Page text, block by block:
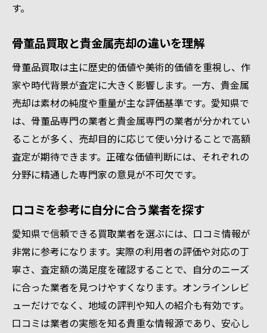
す。
骨董品買取と貴金属売却の違いを理解
骨董品買取は主に歴史的価値や美術的価値を重視し、作
家や時代背景が査定に大きく影響します。一方、貴金属
売却は素材の純度や重量が主な評価基準です。愛知県で
は、骨董品専門の業者と貴金属専門の業者が分かれてい
ることが多く、売却目的に応じて使い分けることで高額
査定が期待できます。正確な価値判断には、それぞれの
分野に精通した専門家の意見が不可欠です。
口コミを参考に自分に合う業者を探す
愛知県で信頼できる買取業者を選ぶには、口コミ情報が
非常に参考になります。実際の利用者の評価や対応の丁
寧さ、査定額の満足度を確認することで、自分のニーズ
に合った業者を見つけやすくなります。オンラインレビ
ューだけでなく、地域の評判や知人の紹介も有効です。
口コミは業者の実態を知る貴重な情報源であり、安心し